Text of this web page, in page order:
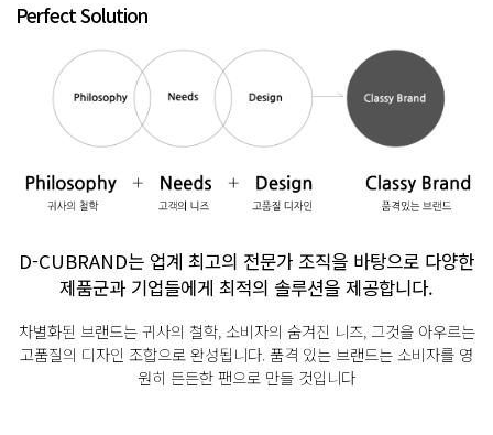
Perfect Solution
D-CUBRAND는 업계 최고의 전문가 조직을 바탕으로 다양한
제품군과 기업들에게 최적의 솔루션을 제공합니다.
차별화된 브랜드는 귀사의 철학, 소비자의 숨겨진 니즈, 그것을 아우르는
고품질의 디자인 조합으로 완성됩니다.품격 있는 브랜드는 소비자를 영
원히 든든한 팬으로 만들 것입니다